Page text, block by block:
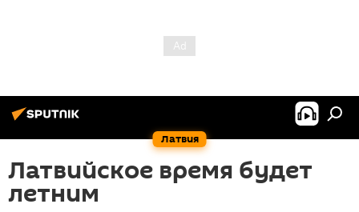
Латвия
Латвийское время будет
летним